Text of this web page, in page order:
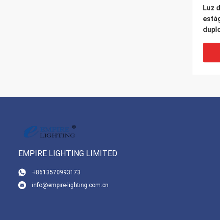
Luz
EMPIRE LIGHTING LIMITED
+8613570993173
info@empire-lighting.com.cn